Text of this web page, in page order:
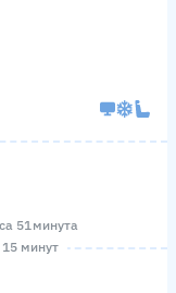
51 минута
минут